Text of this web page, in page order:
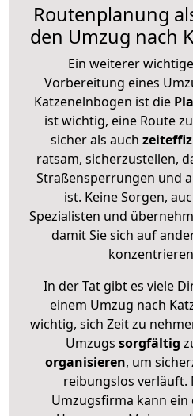
Routenplanung
den Umzug nach
Ein weiterer
Vorbereitung eines
Katzenelnbogen ist die
ist wichtig, eine Route
sicher als auch
ratsam, sicherzustellen,
Straßensperrungen und
ist. Keine Sorgen,
Spezialisten und
damit Sie sich auf
In der Tat gibt es viele
einem Umzug nach
wichtig, sich Zeit zu
Umzugs sorgfältig
organisieren, um
reibungslos
Umzugsfirma kann